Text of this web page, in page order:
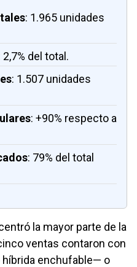
: 1.965 unidades
2,7% del total.
: 1.507 unidades
: +90% respecto a
: 79% del total
la mayor parte de la
ventas contaron con
enchufable— o